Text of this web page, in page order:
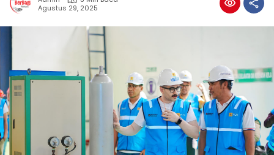
Agustus 29, 2025